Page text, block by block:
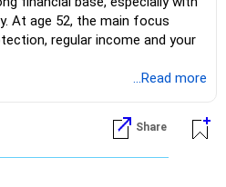
you benefit from long-term
fund if your overall portfolio
At age 52, the main focus
regular income and your
a strong safety base.
separately for emergencies.
...Read more
Share